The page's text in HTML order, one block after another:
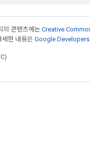
의 콘텐츠에는 Creative
세한 내용은 Google Developers